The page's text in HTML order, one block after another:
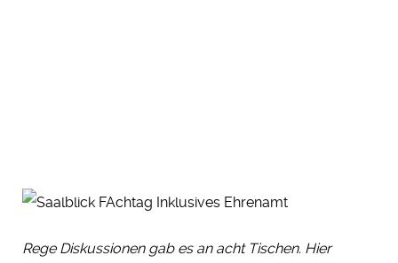
Rege Diskussionen gab es an acht Tischen. Hier